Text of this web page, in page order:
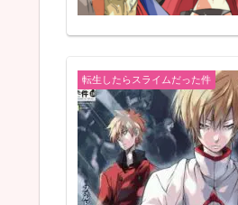
転生したらスライムだった件